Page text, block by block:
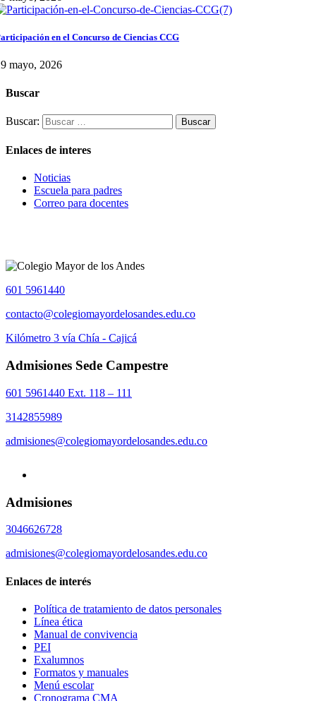
en el Concurso de Ciencias CCG
mayo, 2026
Buscar
Buscar:
Enlaces de interes
Noticias
Escuela para padres
Correo para docentes
601 5961440
contacto@colegiomayordelosandes.edu.co
Kilómetro 3 vía Chía - Cajicá
Admisiones Sede Campestre
601 5961440 Ext. 118 – 111
3142855989
admisiones@colegiomayordelosandes.edu.co
Admisiones
3046626728
admisiones@colegiomayordelosandes.edu.co
Enlaces de interés
Política de tratamiento de datos personales
Línea ética
Manual de convivencia
PEI
Exalumnos
Formatos y manuales
Menú escolar
Cronograma CMA